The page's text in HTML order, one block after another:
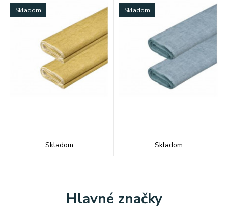
Skladom
Skladom
Skladom
Skladom
Hlavné značky